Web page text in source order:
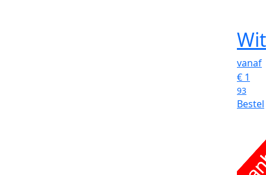
vanaf
€ 1
93
Bestel